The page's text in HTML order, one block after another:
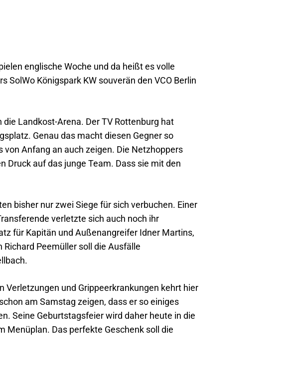
englische Woche und da heißt es volle
Königspark KW souverän den VCO Berlin
Landkost-Arena. Der TV Rottenburg hat
Genau das macht diesen Gegner so
Anfang an auch zeigen. Die Netzhoppers
Druck auf das junge Team. Dass sie mit den
bisher nur zwei Siege für sich verbuchen. Einer
verletzte sich auch noch ihr
für Kapitän und Außenangreifer Idner Martins,
Peemüller soll die Ausfälle
Verletzungen und Grippeerkrankungen kehrt hier
am Samstag zeigen, dass er so einiges
Seine Geburtstagsfeier wird daher heute in die
Menüplan. Das perfekte Geschenk soll die